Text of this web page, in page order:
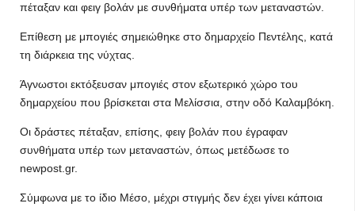
πέταξαν και φειγ βολάν με συνθήματα υπέρ των μεταναστών.
Επίθεση με μπογιές σημειώθηκε στο δημαρχείο Πεντέλης, κατά
τη διάρκεια της νύχτας.
Άγνωστοι εκτόξευσαν μπογιές στον εξωτερικό χώρο του
δημαρχείου που βρίσκεται στα Μελίσσια, στην οδό Καλαμβόκη.
Οι δράστες πέταξαν, επίσης, φειγ βολάν που έγραφαν
συνθήματα υπέρ των μεταναστών, όπως μετέδωσε το
newpost.gr.
Σύμφωνα με το ίδιο Μέσο, μέχρι στιγμής δεν έχει γίνει κάποια